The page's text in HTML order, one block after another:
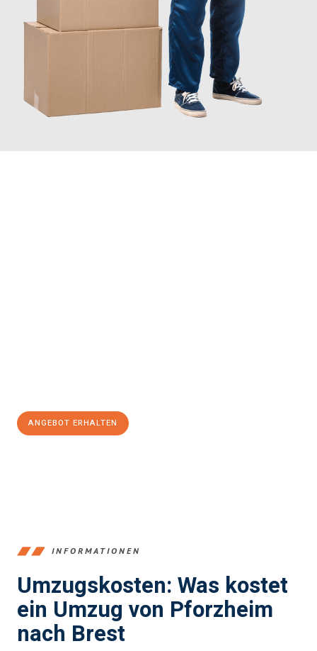
ANGEBOT ERHALTEN
INFORMATIONEN
Umzugskosten: Was kostet
ein Umzug von Pforzheim
nach Brest